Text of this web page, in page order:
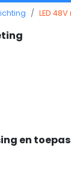
LED
en